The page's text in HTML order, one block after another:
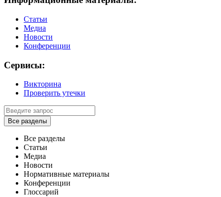
Статьи
Медиа
Новости
Конференции
Сервисы:
Викторина
Проверить утечки
Все разделы
Все разделы
Статьи
Медиа
Новости
Нормативные материалы
Конференции
Глоссарий